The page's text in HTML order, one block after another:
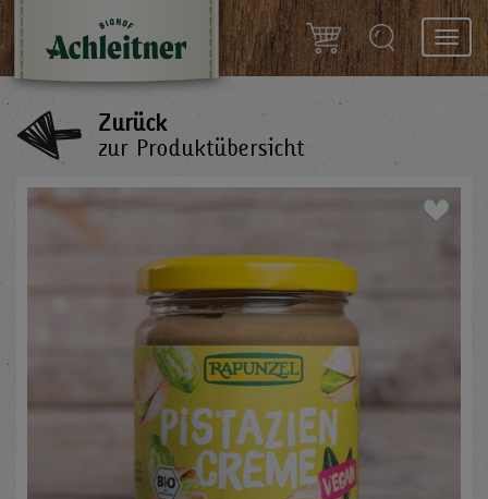
Zurück
zur Produktübersicht